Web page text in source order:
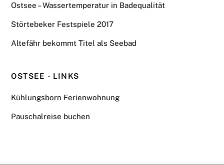
Ostsee – Wassertemperatur in Badequalität
Störtebeker Festspiele 2017
Altefähr bekommt Titel als Seebad
OSTSEE - LINKS
Kühlungsborn Ferienwohnung
Pauschalreise buchen